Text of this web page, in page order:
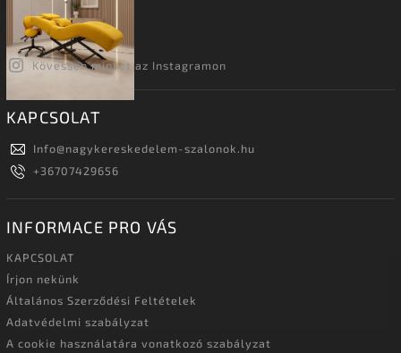
Kövessen minket az Instagramon
KAPCSOLAT
Info@nagykereskedelem-szalonok.hu
+36707429656
INFORMACE PRO VÁS
KAPCSOLAT
Írjon nekünk
Általános Szerződési Feltételek
Adatvédelmi szabályzat
A cookie használatára vonatkozó szabályzat